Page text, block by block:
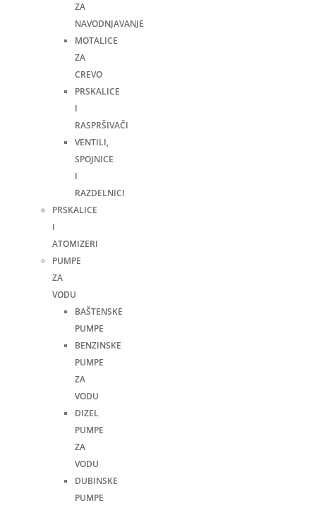
ZA
NAVODNJAVANJE
MOTALICE
ZA
CREVO
PRSKALICE
I
RASPRŠIVAČI
VENTILI,
SPOJNICE
I
RAZDELNICI
PRSKALICE
I
ATOMIZERI
PUMPE
ZA
VODU
BAŠTENSKE
PUMPE
BENZINSKE
PUMPE
ZA
VODU
DIZEL
PUMPE
ZA
VODU
DUBINSKE
PUMPE